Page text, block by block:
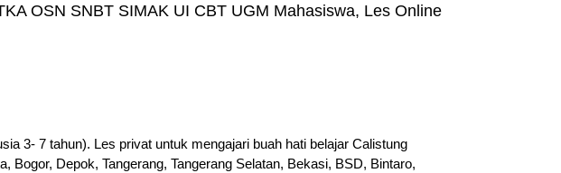
OSN SNBT SIMAK UI CBT UGM Mahasiswa, Les Online
3- 7 tahun). Les privat untuk mengajari buah hati belajar Calistung
Bogor, Depok, Tangerang, Tangerang Selatan, Bekasi, BSD, Bintaro,